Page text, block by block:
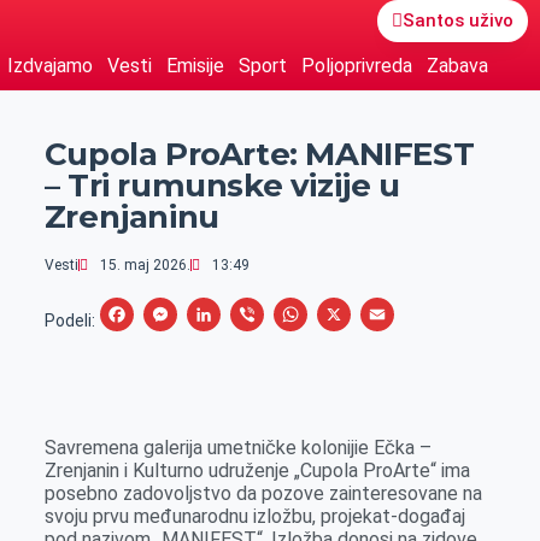
Santos uživo
Izdvajamo Vesti Emisije Sport Poljoprivreda Zabava
Cupola ProArte: MANIFEST
– Tri rumunske vizije u
Zrenjaninu
Vesti 15. maj 2026. 13:49
Podeli:
F
b
o
o
M
e
n
g
L
e
d
I
V
r
W
s
A
p
X
E
l
Savremena galerija umetničke kolonijie Ečka –
Zrenjanin i Kulturno udruženje „Cupola ProArte“ ima
posebno zadovoljstvo da pozove zainteresovane na
svoju prvu međunarodnu izložbu, projekat-događaj